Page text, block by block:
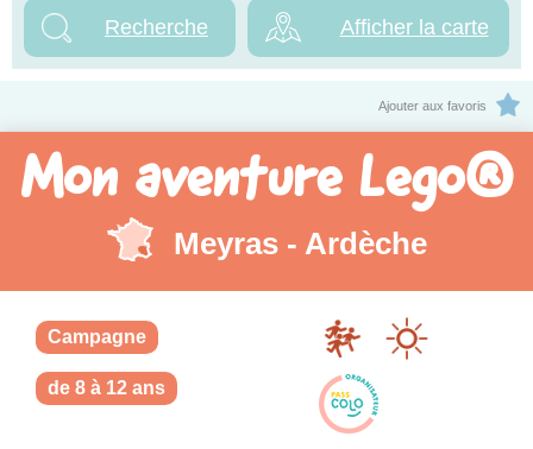
Afficher la carte
Ajouter aux favoris
Mon aventure Lego®
Meyras - Ardèche
Campagne
de 8 à 12 ans